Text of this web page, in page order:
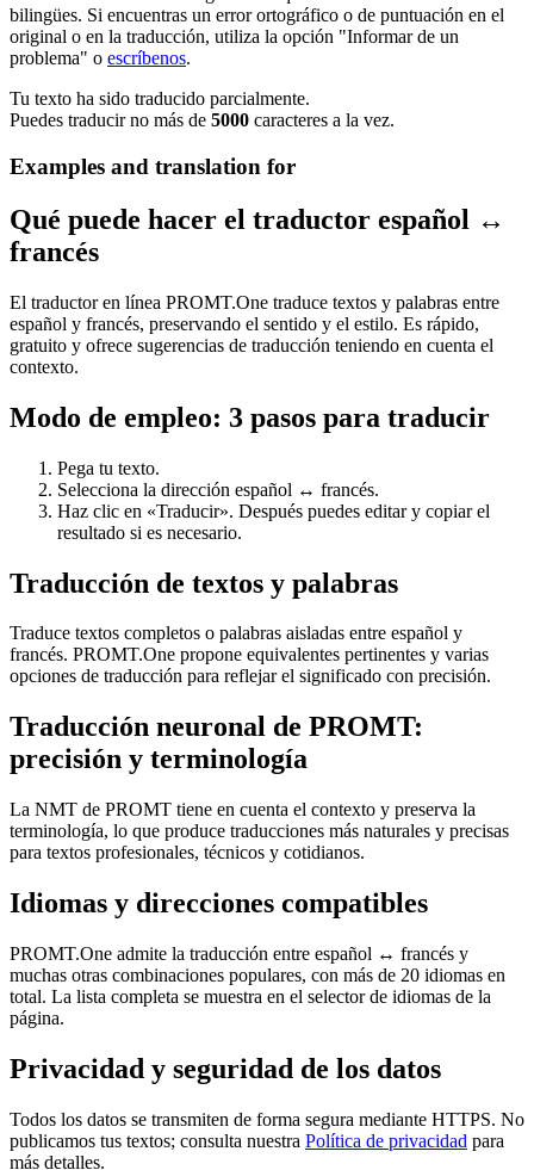
bilingües. Si encuentras un error ortográfico o de puntuación en el
original o en la traducción, utiliza la opción "Informar de un
problema" o escríbenos.
Tu texto ha sido traducido parcialmente.
Puedes traducir no más de 5000 caracteres a la vez.
Examples and translation for
Qué puede hacer el traductor español ↔
francés
El traductor en línea PROMT.One traduce textos y palabras entre
español y francés, preservando el sentido y el estilo. Es rápido,
gratuito y ofrece sugerencias de traducción teniendo en cuenta el
contexto.
Modo de empleo: 3 pasos para traducir
Pega tu texto.
Selecciona la dirección español ↔ francés.
Haz clic en «Traducir». Después puedes editar y copiar el
resultado si es necesario.
Traducción de textos y palabras
Traduce textos completos o palabras aisladas entre español y
francés. PROMT.One propone equivalentes pertinentes y varias
opciones de traducción para reflejar el significado con precisión.
Traducción neuronal de PROMT:
precisión y terminología
La NMT de PROMT tiene en cuenta el contexto y preserva la
terminología, lo que produce traducciones más naturales y precisas
para textos profesionales, técnicos y cotidianos.
Idiomas y direcciones compatibles
PROMT.One admite la traducción entre español ↔ francés y
muchas otras combinaciones populares, con más de 20 idiomas en
total. La lista completa se muestra en el selector de idiomas de la
página.
Privacidad y seguridad de los datos
Todos los datos se transmiten de forma segura mediante HTTPS. No
publicamos tus textos; consulta nuestra Política de privacidad para
más detalles.